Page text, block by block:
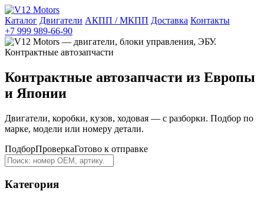
Каталог Двигатели АКПП / МКПП Доставка Контакты
+7 999 989-66-90
Контрактные автозапчасти из Европы
и Японии
Двигатели, коробки, кузов, ходовая — с разборки. Подбор по
марке, модели или номеру детали.
ПодборПроверкаГотово к отправке
Категория